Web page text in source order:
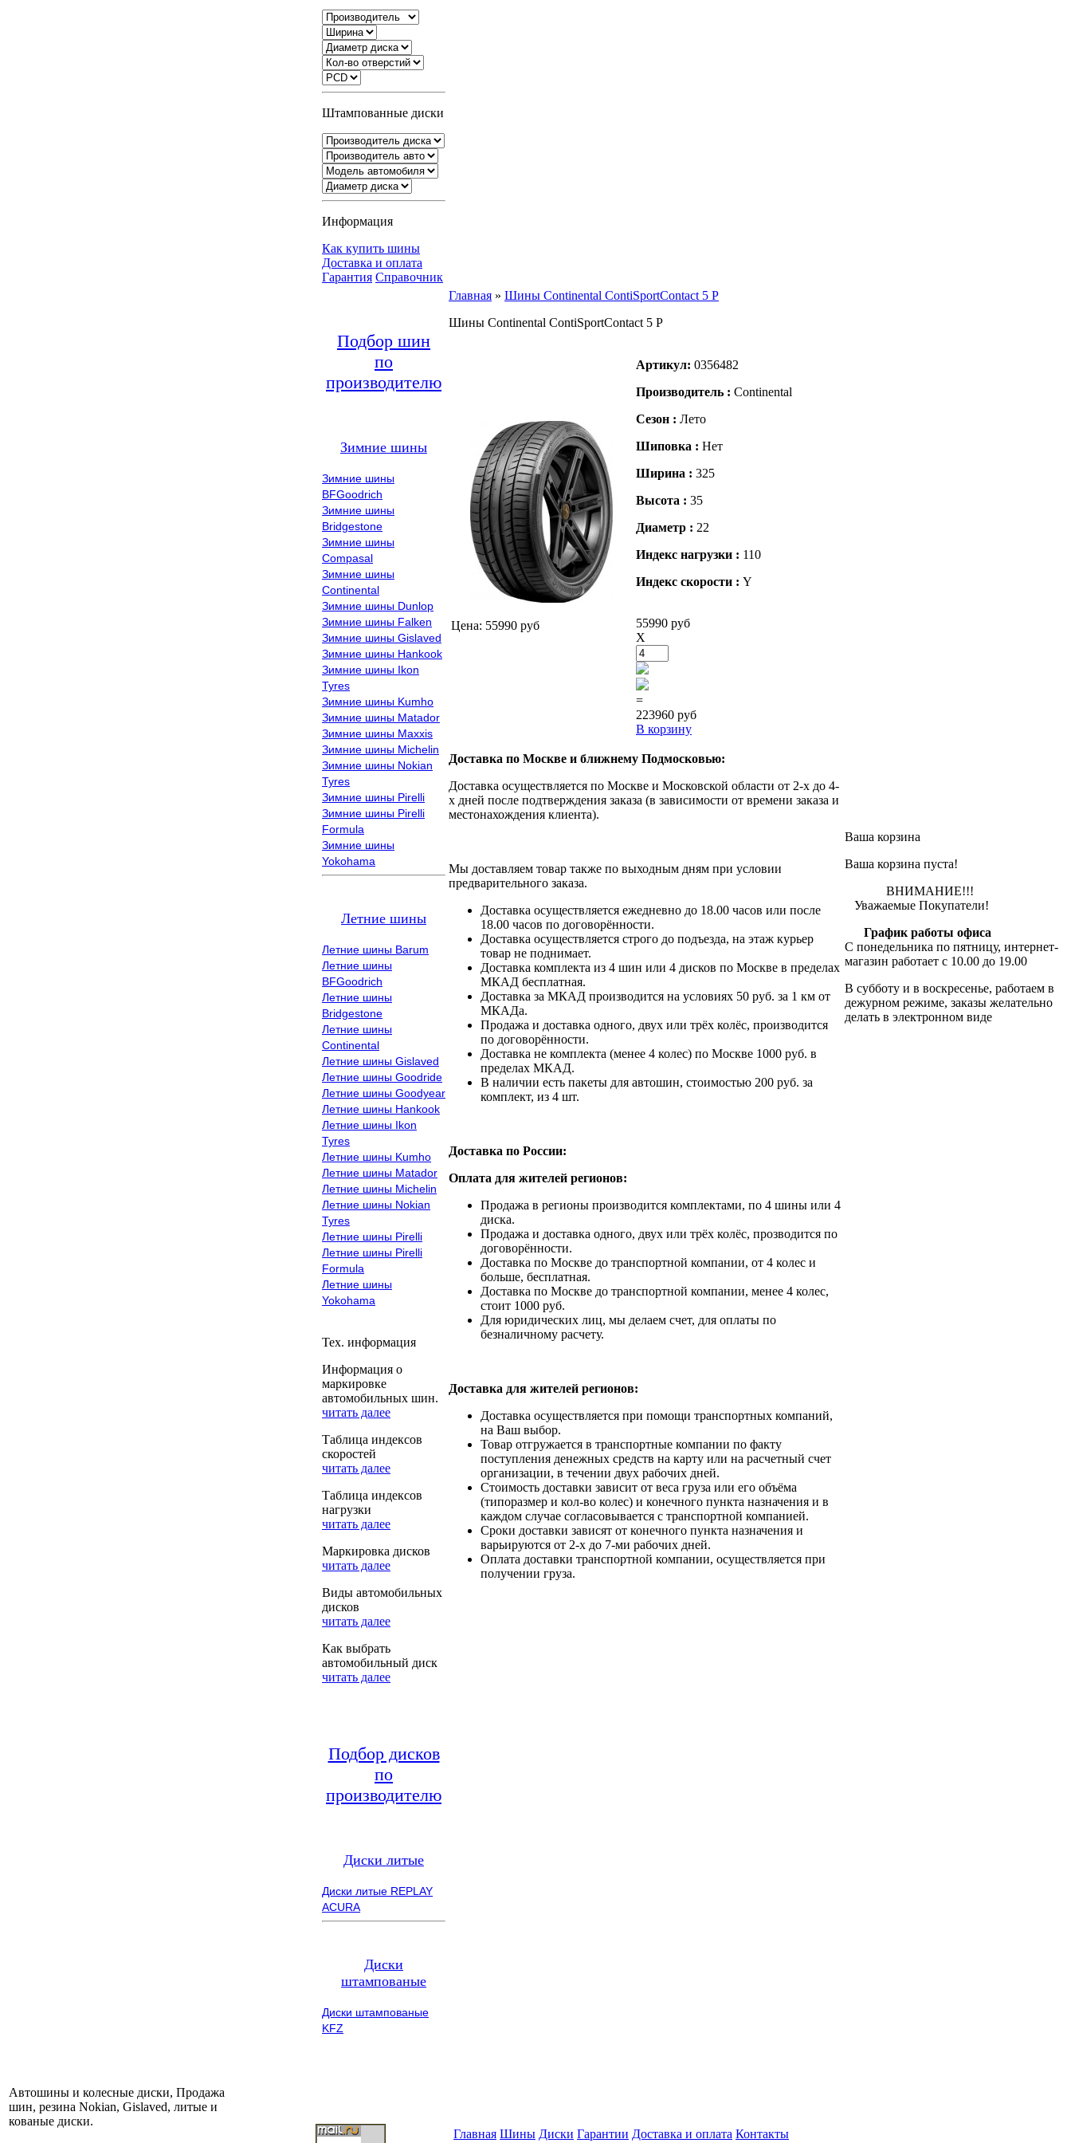
Штампованные диски
Информация
Как купить шины
Доставка и оплата
Гарантия Справочник
Подбор шин
по
производителю
Зимние шины
Зимние шины
BFGoodrich
Зимние шины
Bridgestone
Зимние шины
Compasal
Зимние шины
Continental
Зимние шины Dunlop
Зимние шины Falken
Зимние шины Gislaved
Зимние шины Hankook
Зимние шины Ikon
Tyres
Зимние шины Kumho
Зимние шины Matador
Зимние шины Maxxis
Зимние шины Michelin
Зимние шины Nokian
Tyres
Зимние шины Pirelli
Зимние шины Pirelli
Formula
Зимние шины
Yokohama
Летние шины
Летние шины Barum
Летние шины
BFGoodrich
Летние шины
Bridgestone
Летние шины
Continental
Летние шины Gislaved
Летние шины Goodride
Летние шины Goodyear
Летние шины Hankook
Летние шины Ikon
Tyres
Летние шины Kumho
Летние шины Matador
Летние шины Michelin
Летние шины Nokian
Tyres
Летние шины Pirelli
Летние шины Pirelli
Formula
Летние шины
Yokohama
Тех. информация
Информация о
маркировке
автомобильных шин.
читать далее
Таблица индексов
скоростей
читать далее
Таблица индексов
нагрузки
читать далее
Маркировка дисков
читать далее
Виды автомобильных
дисков
читать далее
Как выбрать
автомобильный диск
читать далее
Подбор дисков
по
производителю
Диски литые
Диски литые REPLAY
ACURA
Диски
штампованые
Диски штампованые
KFZ
Главная » Шины Continental ContiSportContact 5 P
Шины Continental ContiSportContact 5 P
Цена: 55990 руб
Артикул: 0356482
Производитель : Continental
Сезон : Лето
Шиповка : Нет
Ширина : 325
Высота : 35
Диаметр : 22
Индекс нагрузки : 110
Индекс скорости : Y
55990 руб
X
=
223960 руб
В корзину
Доставка по Москве и ближнему Подмосковью:
Доставка осуществляется по Москве и Московской области от 2-х до 4-
х дней после подтверждения заказа (в зависимости от времени заказа и
местонахождения клиента).
Мы доставляем товар также по выходным дням при условии
предварительного заказа.
Доставка осуществляется ежедневно до 18.00 часов или после
18.00 часов по договорённости.
Доставка осуществляется строго до подъезда, на этаж курьер
товар не поднимает.
Доставка комплекта из 4 шин или 4 дисков по Москве в пределах
МКАД бесплатная.
Доставка за МКАД производится на условиях 50 руб. за 1 км от
МКАДа.
Продажа и доставка одного, двух или трёх колёс, производится
по договорённости.
Доставка не комплекта (менее 4 колес) по Москве 1000 руб. в
пределах МКАД.
В наличии есть пакеты для автошин, стоимостью 200 руб. за
комплект, из 4 шт.
Доставка по России:
Оплата для жителей регионов:
Продажа в регионы производится комплектами, по 4 шины или 4
диска.
Продажа и доставка одного, двух или трёх колёс, прозводится по
договорённости.
Доставка по Москве до транспортной компании, от 4 колес и
больше, бесплатная.
Доставка по Москве до транспортной компании, менее 4 колес,
стоит 1000 руб.
Для юридических лиц, мы делаем счет, для оплаты по
безналичному расчету.
Доставка для жителей регионов:
Доставка осуществляется при помощи транспортных компаний,
на Ваш выбор.
Товар отгружается в транспортные компании по факту
поступления денежных средств на карту или на расчетный счет
организации, в течении двух рабочих дней.
Стоимость доставки зависит от веса груза или его объёма
(типоразмер и кол-во колес) и конечного пункта назначения и в
каждом случае согласовывается с транспортной компанией.
Сроки доставки зависят от конечного пункта назначения и
варьируются от 2-х до 7-ми рабочих дней.
Оплата доставки транспортной компании, осуществляется при
получении груза.
Ваша корзина
Ваша корзина пуста!
ВНИМАНИЕ!!!
Уважаемые Покупатели!
График работы офиса
С понедельника по пятницу, интернет-
магазин работает с 10.00 до 19.00
В субботу и в воскресенье, работаем в
дежурном режиме, заказы желательно
делать в электронном виде
Автошины и колесные диски, Продажа
шин, резина Nokian, Gislaved, литые и
кованые диски.
Главная Шины Диски Гарантии Доставка и оплата Контакты